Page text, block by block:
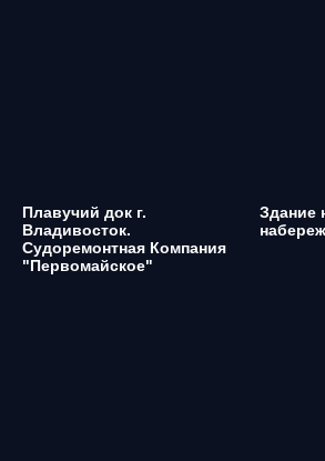
Плавучий док г.
Владивосток.
Судоремонтная Компания
"Первомайское"
Здание